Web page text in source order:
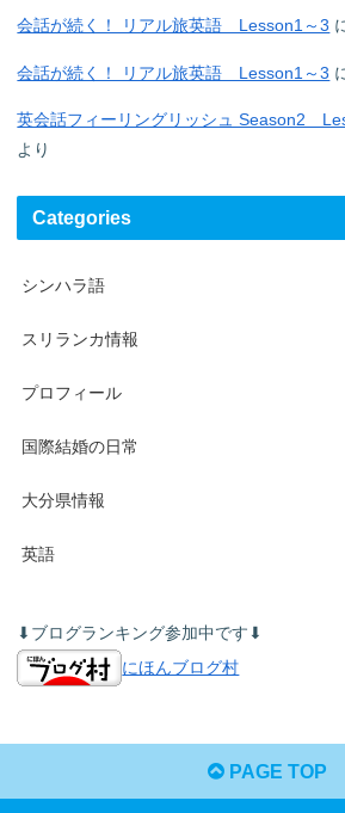
会話が続く！ リアル旅英語 Lesson1～3
会話が続く！ リアル旅英語 Lesson1～3
英会話フィーリングリッシュ Season2
より
Categories
シンハラ語
スリランカ情報
プロフィール
国際結婚の日常
大分県情報
英語
⬇︎ブログランキング参加中です⬇︎
にほんブログ村
PAGE TOP